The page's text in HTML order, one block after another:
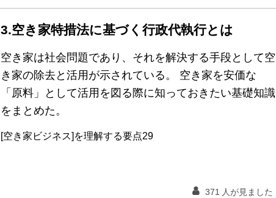
3.空き家特措法に基づく行政代執行とは
空き家は社会問題であり、それを解決する手段として空
き家の除去と活用が示されている。 空き家を安価な
「原料」として活用を図る際に知っておきたい基礎知識
をまとめた。
[空き家ビジネス]を理解する要点29
371 人が見ました